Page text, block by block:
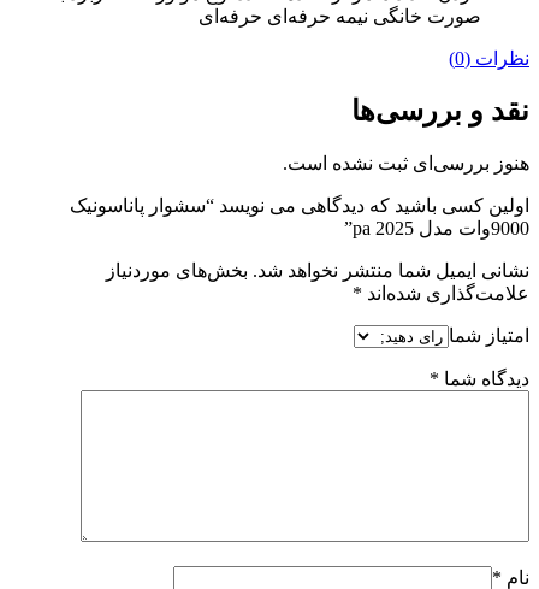
صورت خانگی نیمه حرفه‌ای حرفه‌ای
نظرات (0)
نقد و بررسی‌ها
هنوز بررسی‌ای ثبت نشده است.
اولین کسی باشید که دیدگاهی می نویسد “سشوار پاناسونیک
9000وات مدل pa 2025”
نشانی ایمیل شما منتشر نخواهد شد. بخش‌های موردنیاز
علامت‌گذاری شده‌اند *
امتیاز شما
دیدگاه شما *
نام *